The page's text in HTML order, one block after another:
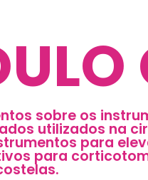
sobre os
utilizados na
para
para